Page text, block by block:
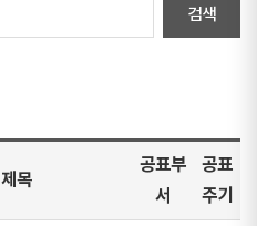
제목
공표부
서
공표
주기